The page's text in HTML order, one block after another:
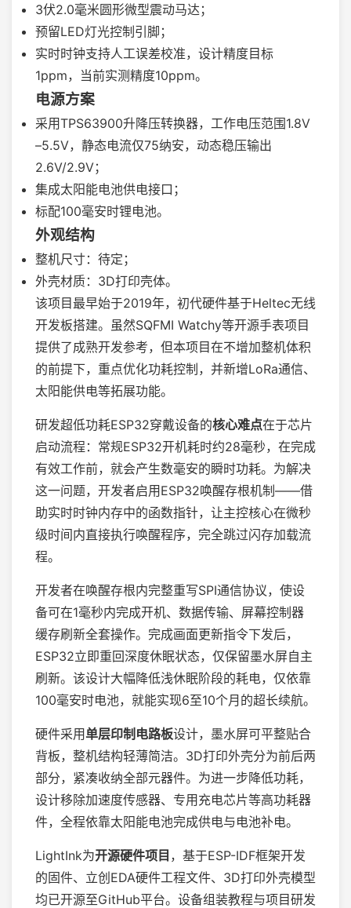
3伏2.0毫米圆形微型震动马达；
预留LED灯光控制引脚；
实时时钟支持人工误差校准，设计精度目标
1ppm，当前实测精度10ppm。
电源方案
采用TPS63900升降压转换器，工作电压范围1.8V
–5.5V，静态电流仅75纳安，动态稳压输出
2.6V/2.9V；
集成太阳能电池供电接口；
标配100毫安时锂电池。
外观结构
整机尺寸：待定；
外壳材质：3D打印壳体。
该项目最早始于2019年，初代硬件基于Heltec无线
开发板搭建。虽然SQFMI Watchy等开源手表项目
提供了成熟开发参考，但本项目在不增加整机体积
的前提下，重点优化功耗控制，并新增LoRa通信、
太阳能供电等拓展功能。
研发超低功耗ESP32穿戴设备的核心难点在于芯片
启动流程：常规ESP32开机耗时约28毫秒，在完成
有效工作前，就会产生数毫安的瞬时功耗。为解决
这一问题，开发者启用ESP32唤醒存根机制——借
助实时时钟内存中的函数指针，让主控核心在微秒
级时间内直接执行唤醒程序，完全跳过闪存加载流
程。
开发者在唤醒存根内完整重写SPI通信协议，使设
备可在1毫秒内完成开机、数据传输、屏幕控制器
缓存刷新全套操作。完成画面更新指令下发后，
ESP32立即重回深度休眠状态，仅保留墨水屏自主
刷新。该设计大幅降低浅休眠阶段的耗电，仅依靠
100毫安时电池，就能实现6至10个月的超长续航。
硬件采用单层印制电路板设计，墨水屏可平整贴合
背板，整机结构轻薄简洁。3D打印外壳分为前后两
部分，紧凑收纳全部元器件。为进一步降低功耗，
设计移除加速度传感器、专用充电芯片等高功耗器
件，全程依靠太阳能电池完成供电与电池补电。
LightInk为开源硬件项目 ，基于ESP-IDF框架开发
的固件、立创EDA硬件工程文件、3D打印外壳模型
均已开源至GitHub平台。设备组装教程与项目研发